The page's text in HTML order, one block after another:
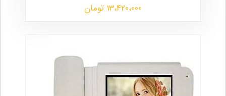
13،420،000 تومان